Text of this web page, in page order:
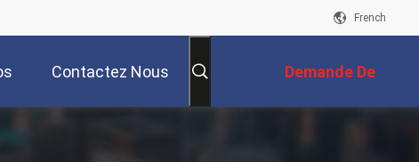
French
Contactez Nous Demande De
Soumission